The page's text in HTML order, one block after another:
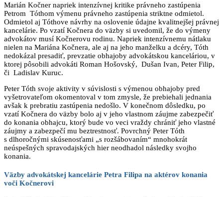
Marián Kočner napriek intenzívnej kritike právneho zastúpenia
Petrom Tóthom výmenu právneho zastúpenia striktne odmietol.
Odmietol aj Tóthove návrhy na oslovenie údajne kvalitnejšej právnej
kancelárie. Po vzatí Kočnera do väzby si uvedomil, že do výmeny
advokátov musí Kočnerovu rodinu. Napriek intenzívnemu nátlaku
nielen na Mariána Kočnera, ale aj na jeho manželku a dcéry, Tóth
nedokázal presadiť, prevzatie obhajoby advokátskou kanceláriou, v
ktorej pôsobili advokáti Roman Hošovský, Dušan Ivan, Peter Filip,
či Ladislav Kuruc.
Peter Tóth svoje aktivity v súvislosti s výmenou obhajoby pred
vyšetrovateľom okomentoval v tom zmysle, že prebiehali jednania
avšak k prebratiu zastúpenia nedošlo. V konečnom dôsledku, po
vzatí Kočnera do väzby bolo aj v jeho vlastnom záujme zabezpečiť
do konania obhajcu, ktorý bude vo veci vraždy chrániť jeho vlastné
záujmy a zabezpečí mu beztrestnosť. Povrchný Peter Tóth
s dlhoročnými skúsenosťami „s rozšábovaním“ mnohokrát
neúspešných spravodajských hier neodhadol následky svojho
konania.
Väzby advokátskej kancelárie Petra Filipa na aktérov konania
voči Kočnerovi